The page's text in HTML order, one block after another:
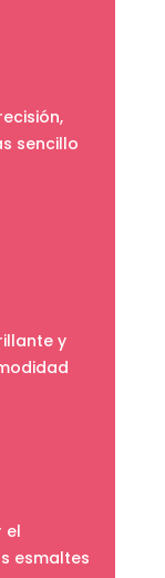
sencillo
y
el
esmaltes